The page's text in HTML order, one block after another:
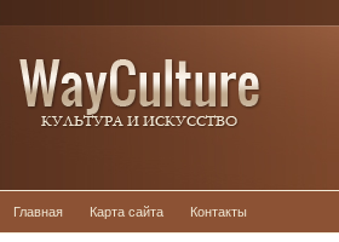
Главная Карта сайта Контакты